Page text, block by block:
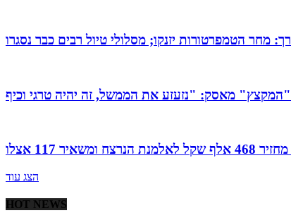
הצג עוד
HOT NEWS